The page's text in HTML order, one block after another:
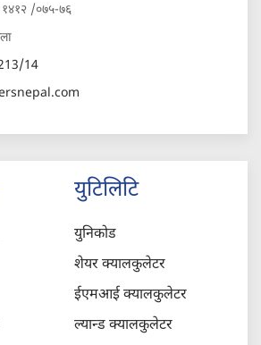
/०७५-७६
14
युटिलिटि
युनिकोड
शेयर क्यालकुलेटर
ईएमआई क्यालकुलेटर
ल्यान्ड क्यालकुलेटर